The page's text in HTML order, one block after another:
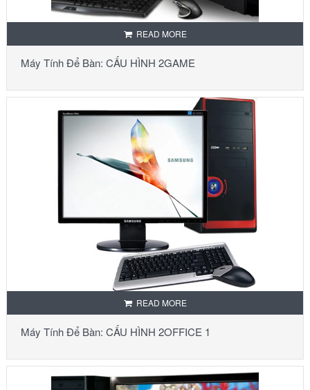
READ MORE
Máy Tính Để Bàn: CẤU HÌNH 2GAME
READ MORE
Máy Tính Để Bàn: CẤU HÌNH 2OFFICE 1